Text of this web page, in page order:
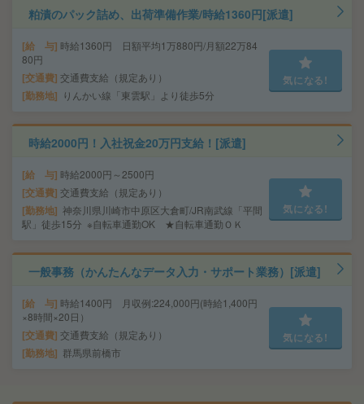
粕漬のパック詰め、出荷準備作業/時給1360円[派遣]
給 与 時給1360円 日額平均1万880円/月額22万84
80円
交通費 交通費支給（規定あり）
勤務地 りんかい線「東雲駅」より徒歩5分
気になる!
時給2000円！入社祝金20万円支給！[派遣]
給 与 時給2000円～2500円
交通費 交通費支給（規定あり）
勤務地 神奈川県川崎市中原区大倉町/JR南武線「平間
駅」徒歩15分 ※自転車通勤OK ★自転車通勤ＯＫ
気になる!
一般事務（かんたんなデータ入力・サポート業務）[派遣]
給 与 時給1400円 月収例:224,000円(時給1,400円
×8時間×20日）
交通費 交通費支給（規定あり）
勤務地 群馬県前橋市
気になる!